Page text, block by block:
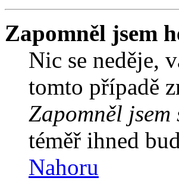
Zapomněl jsem
Nic se neděje,
tomto případě
Zapomněl jsem
téměř ihned
Nahoru